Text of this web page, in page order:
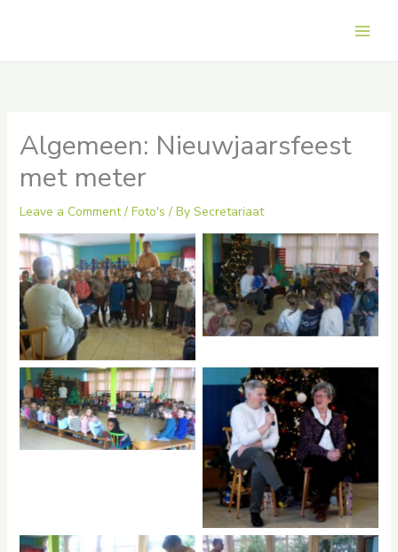
Algemeen: Nieuwjaarsfeest
met meter
Leave a Comment / Foto's / By Secretariaat
No Caption
No Caption
No Caption
No Caption